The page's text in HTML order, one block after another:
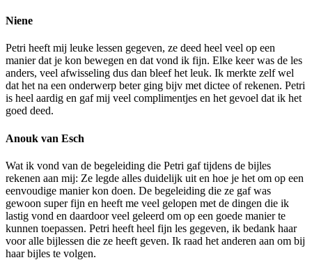
Niene
Petri heeft mij leuke lessen gegeven, ze deed heel veel op een
manier dat je kon bewegen en dat vond ik fijn. Elke keer was de les
anders, veel afwisseling dus dan bleef het leuk. Ik merkte zelf wel
dat het na een onderwerp beter ging bijv met dictee of rekenen. Petri
is heel aardig en gaf mij veel complimentjes en het gevoel dat ik het
goed deed.
Anouk van Esch
Wat ik vond van de begeleiding die Petri gaf tijdens de bijles
rekenen aan mij: Ze legde alles duidelijk uit en hoe je het om op een
eenvoudige manier kon doen. De begeleiding die ze gaf was
gewoon super fijn en heeft me veel gelopen met de dingen die ik
lastig vond en daardoor veel geleerd om op een goede manier te
kunnen toepassen. Petri heeft heel fijn les gegeven, ik bedank haar
voor alle bijlessen die ze heeft geven. Ik raad het anderen aan om bij
haar bijles te volgen.